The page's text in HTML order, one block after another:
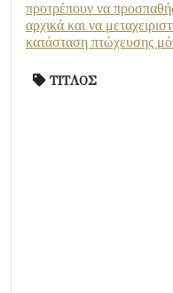
προτρέπουν να
αρχικά και να
κατάσταση πτώχευσης
ΤΙΤΛΟΣ